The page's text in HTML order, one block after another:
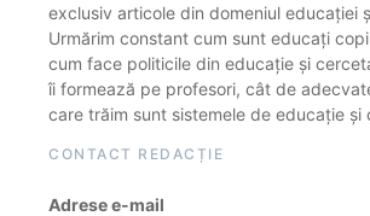
exclusiv articole din domeniul educației
Urmărim constant cum sunt educați
cum face politicile din educație și
îi formează pe profesori, cât de
care trăim sunt sistemele de educație și
CONTACT REDACȚIE
Adrese e-mail